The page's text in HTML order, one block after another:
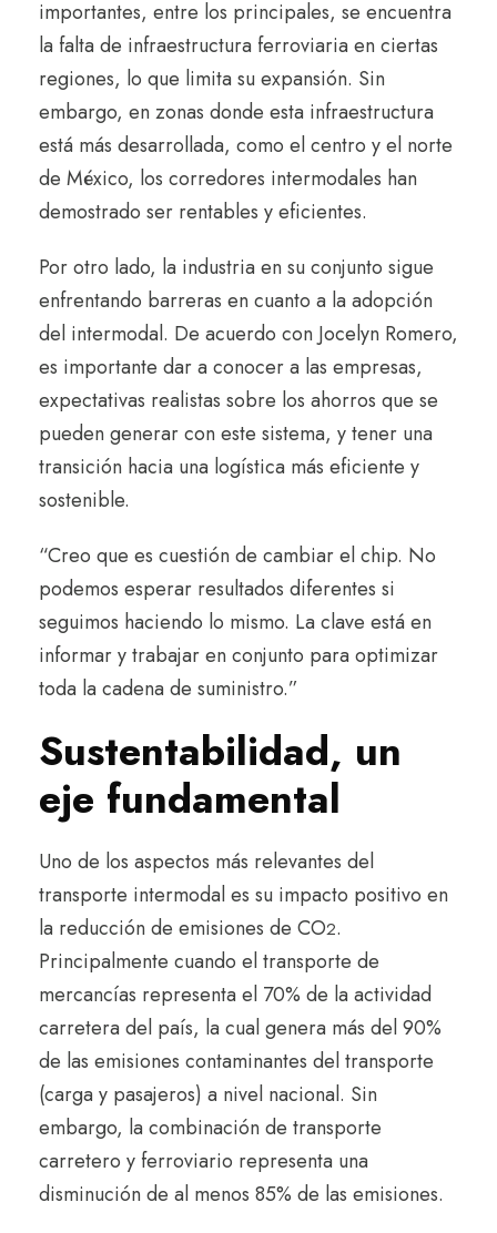
importantes, entre los principales, se encuentra
la falta de infraestructura ferroviaria en ciertas
regiones, lo que limita su expansión. Sin
embargo, en zonas donde esta infraestructura
está más desarrollada, como el centro y el norte
de México, los corredores intermodales han
demostrado ser rentables y eficientes.
Por otro lado, la industria en su conjunto sigue
enfrentando barreras en cuanto a la adopción
del intermodal. De acuerdo con Jocelyn Romero,
es importante dar a conocer a las empresas,
expectativas realistas sobre los ahorros que se
pueden generar con este sistema, y tener una
transición hacia una logística más eficiente y
sostenible.
“Creo que es cuestión de cambiar el chip. No
podemos esperar resultados diferentes si
seguimos haciendo lo mismo. La clave está en
informar y trabajar en conjunto para optimizar
toda la cadena de suministro.”
Sustentabilidad, un
eje fundamental
Uno de los aspectos más relevantes del
transporte intermodal es su impacto positivo en
la reducción de emisiones de CO2.
Principalmente cuando el transporte de
mercancías representa el 70% de la actividad
carretera del país, la cual genera más del 90%
de las emisiones contaminantes del transporte
(carga y pasajeros) a nivel nacional. Sin
embargo, la combinación de transporte
carretero y ferroviario representa una
disminución de al menos 85% de las emisiones.